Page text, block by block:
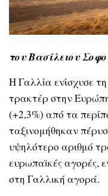
του Βασίλειου
Η Γαλλία ενίσχυσε
τρακτέρ στην
(+2,3%) από τα
ταξινομήθηκαν
υψηλότερο αριθμό
ευρωπαϊκές αγορές,
στη Γαλλική αγορά.